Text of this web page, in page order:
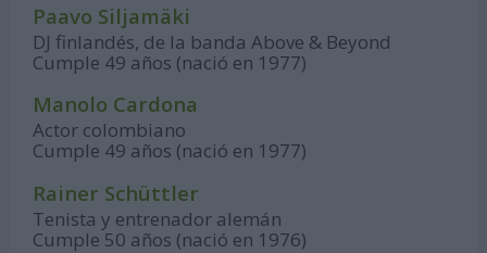
Paavo Siljamäki
DJ finlandés, de la banda Above & Beyond
Cumple 49 años (nació en 1977)
Manolo Cardona
Actor colombiano
Cumple 49 años (nació en 1977)
Rainer Schüttler
Tenista y entrenador alemán
Cumple 50 años (nació en 1976)